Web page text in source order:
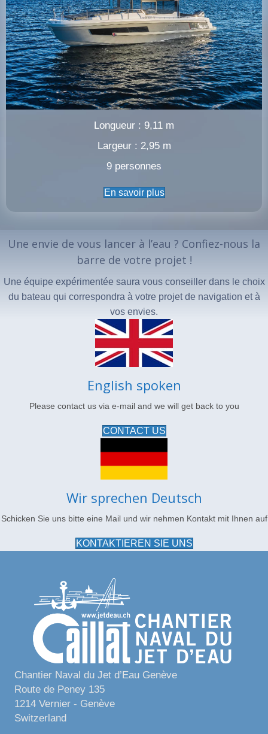
Longueur : 9,11 m
Largeur : 2,95 m
9 personnes
En savoir plus
Une envie de vous lancer à l’eau ? Confiez-nous la
barre de votre projet !
Une équipe expérimentée saura vous conseiller dans le choix
du bateau qui correspondra à votre projet de navigation et à
vos envies.
English spoken
Please contact us via e-mail and we will get back to you
CONTACT US
Wir sprechen Deutsch
Schicken Sie uns bitte eine Mail und wir nehmen Kontakt mit Ihnen auf
KONTAKTIEREN SIE UNS
Chantier Naval du Jet d’Eau Genève
Route de Peney 135
1214 Vernier - Genève
Switzerland